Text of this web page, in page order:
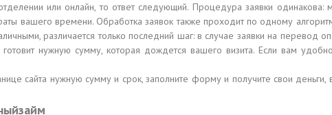
или онлайн, то ответ следующий. Процедура заявки
вашего времени. Обработка заявок также проходит по одному
различается только последний шаг: в случае заявки на перевод
нужную сумму, которая дождется вашего визита. Если вам
сайта нужную сумму и срок, заполните форму и получите свои деньги,